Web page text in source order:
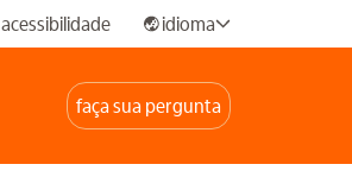
acessibilidade idioma
faça sua pergunta